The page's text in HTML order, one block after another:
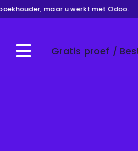
maar u werkt met Odoo.
Menu Gratis proef /